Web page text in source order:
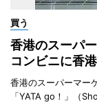
買う
香港のスーパ
コンビニに香
香港のスーパーマー
「YATA go！」（